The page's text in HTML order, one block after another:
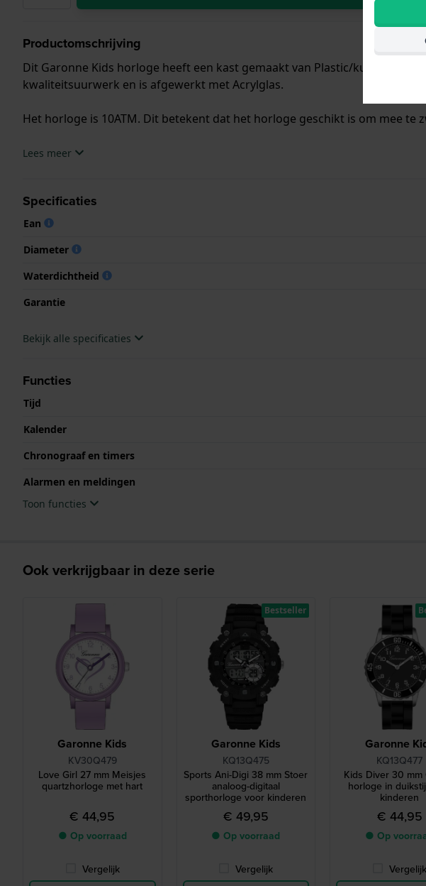
Productomschrijving
Dit Garonne Kids horloge heeft een kast gemaakt van Plastic/kunsthars
kwaliteitsuurwerk en is afgewerkt met Acrylglas.
Het horloge is 10ATM. Dit betekent dat het horloge geschikt is om mee
.Lees meer
Specificaties
Ean
Diameter
Waterdichtheid
Garantie
Bekijk alle specificaties
Functies
Tijd
Kalender
Chronograaf en timers
Alarmen en meldingen
Toon functies
Ook verkrijgbaar in deze serie
Garonne Kids
KV30Q479
Love Girl 27 mm Meisjes
quartzhorloge met hart
€ 44,95
● Op voorraad
Vergelijk
Garonne Kids
KQ13Q475
Sports Ani-Digi 38 mm Stoer
analoog-digitaal
sporthorloge voor kinderen
€ 49,95
● Op voorraad
Vergelijk
Bestseller
Garonne
KQ13Q477
Kids Diver 30 mm
horloge in
kinderen
€ 44,95
● Op
Vergelijk